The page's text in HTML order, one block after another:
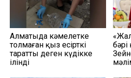
Алматыда кәмелетке
толмаған қыз есірткі
таратты деген күдікке
ілінді